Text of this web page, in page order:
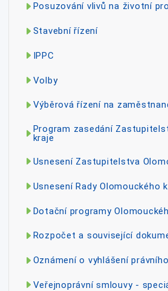
Posuzování vlivů na životní
Stavební řízení
IPPC
Volby
Výběrová řízení na
Program zasedání
kraje
Usnesení Zastupitelstva
Usnesení Rady Olomouckého
Dotační programy
Rozpočet a související
Oznámení o vyhlášení
Veřejnoprávní smlouvy -